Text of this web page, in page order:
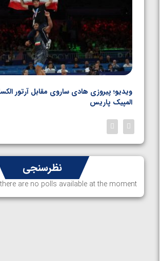
ویدیو؛ پیروزی هادی ساروی مقابل آرتور
المپیک پاریس
نظرسنجی
are no polls available at the moment.